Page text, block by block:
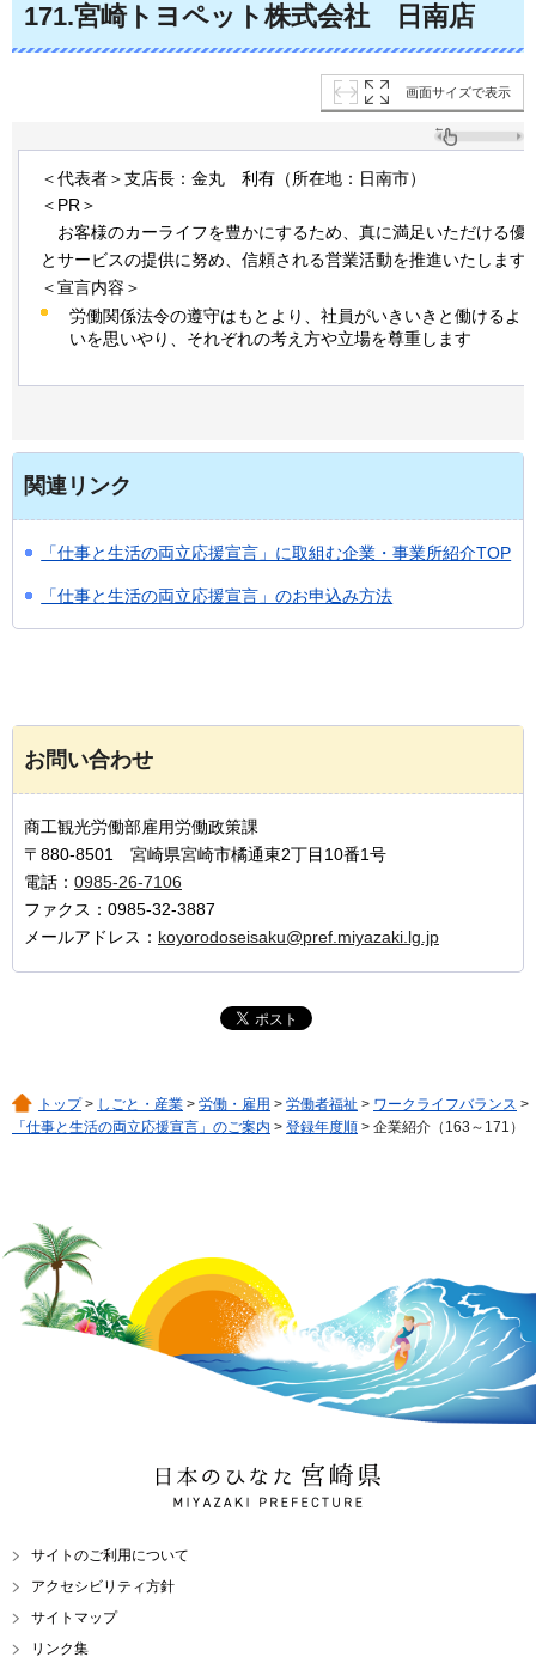
171.宮崎トヨペット株式会社 日 南店
画面サイズで表示
＜代表者＞支店長：金丸 利 有（所在地：日南市）
＜PR＞
お客様のカーライフを豊かにするため、真に満足いただける優
とサービスの提供に努め、信頼される営業活動を推進いたします
＜宣言内容＞
労働関係法令の遵守はもとより、社員がいきいきと働けるよ
いを思いやり、それぞれの考え方や立場を尊重します
関連リンク
「仕事と生活の両立応援宣言」に取組む企業・事業所紹介TOP
「仕事と生活の両立応援宣言」のお申込み方法
お問い合わせ
商工観光労働部雇用労働政策課
〒880-8501 宮崎県宮崎市橘通東2丁目10番1号
電話： 0985-26-7106
ファクス：0985-32-3887
メールアドレス： koyorodoseisaku@pref.miyazaki.lg.jp
トップ> しごと・産業 > 労働・雇用 > 労働者福祉 > ワークライフバランス >
「仕事と生活の両立応援宣言」のご案内 > 登録年度順 > 企業紹介（163～171）
日本のひなた 宮崎県
MIYAZAKI PREFECTURE
サイトのご利用について
アクセシビリティ方針
サイトマップ
リンク集